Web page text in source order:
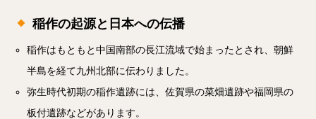
稲作の起源と日本への伝播
稲作はもともと中国南部の長江流域で始まったとされ、朝鮮
半島を経て九州北部に伝わりました。
弥生時代初期の稲作遺跡には、佐賀県の菜畑遺跡や福岡県の
板付遺跡などがあります。